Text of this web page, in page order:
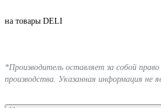
на товары DELI
*Производитель оставляет за собой
производства. Указанная информация не